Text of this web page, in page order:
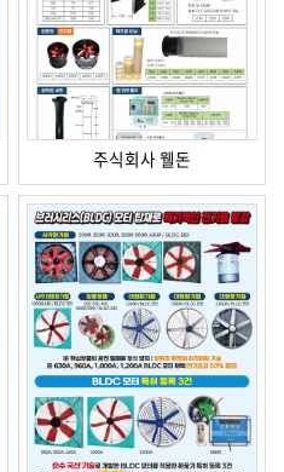
주식회사 웰돈